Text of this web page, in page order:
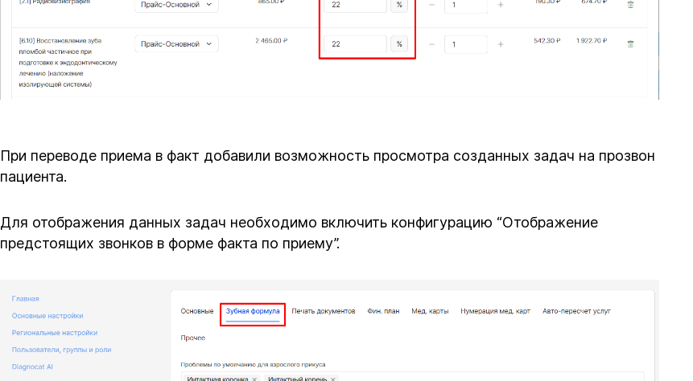
При переводе приема в факт добавили возможность просмотра созданных задач на прозвон
пациента.
Для отображения данных задач необходимо включить конфигурацию “Отображение
предстоящих звонков в форме факта по приему”.